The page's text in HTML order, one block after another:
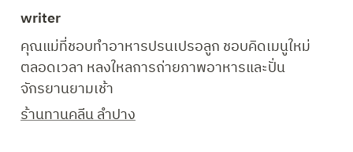
writer
คุณแม่ที่ชอบทำอาหารปรนเปรอลูก ชอบคิดเมนูใหม่
ตลอดเวลา หลงใหลการถ่ายภาพอาหารและปั่น
จักรยานยามเช้า
ร้านทานคลีน ลำปาง